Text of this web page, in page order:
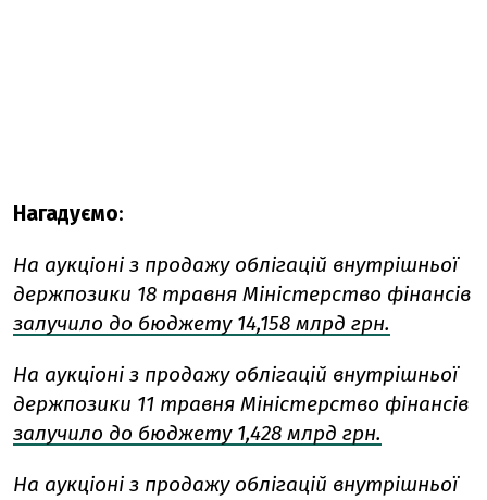
Нагадуємо:
На аукціоні з продажу облігацій внутрішньої
держпозики 18 травня Міністерство фінансів
залучило до бюджету 14,158 млрд грн.
На аукціоні з продажу облігацій внутрішньої
держпозики 11 травня Міністерство фінансів
залучило до бюджету 1,428 млрд грн.
На аукціоні з продажу облігацій внутрішньої